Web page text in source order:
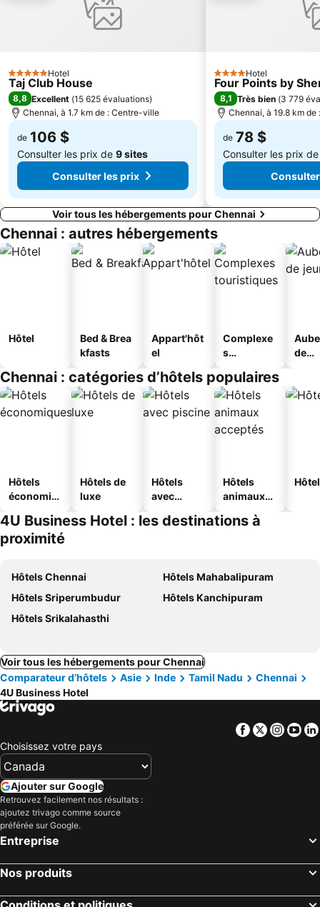
5 Étoiles Hotel
Taj Club House
8,8 Excellent (15 625 évaluations)
Chennai, à 1.7 km de : Centre-ville
de 106 $
Consulter les prix de 9 sites
Consulter les prix
4 ÉtoilesHotel
Four Points by
8,1 Très bien (3 779
Chennai, à 19.8 km
de 78 $
Consulter les prix
Voir tous les hébergements pour Chennai
Chennai : autres hébergements
Hôtel
Bed & Brea
kfasts
Appart'hôt
el
Complexe
s
s
de
Chennai : catégories d’hôtels populaires
Hôtels
économiq
Hôtels de
luxe
Hôtels
avec
Hôtels
animaux
4U Business Hotel : les destinations à
proximité
Hôtels Chennai
Hôtels Mahabalipuram
Hôtels Sriperumbudur
Hôtels Kanchipuram
Hôtels Srikalahasthi
Voir tous les hébergements pour Chennai
Comparateur d’hôtels
Asie Inde Tamil Nadu
Chennai
4U Business Hotel
Facebook
Twitter
Choisissez votre pays
Ajouter sur Google
Retrouvez facilement nos résultats :
ajoutez trivago comme source
préférée sur Google.
Entreprise
Nos produits